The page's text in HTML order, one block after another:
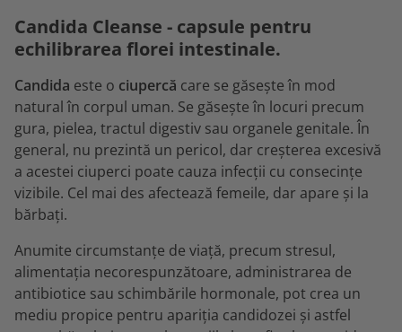
Candida Cleanse - capsule pentru
echilibrarea florei intestinale.
Candida este o ciupercă care se găsește în mod
natural în corpul uman. Se găsește în locuri precum
gura, pielea, tractul digestiv sau organele genitale. În
general, nu prezintă un pericol, dar creșterea excesivă
a acestei ciuperci poate cauza infecții cu consecințe
vizibile. Cel mai des afectează femeile, dar apare și la
bărbați.
Anumite circumstanțe de viață, precum stresul,
alimentația necorespunzătoare, administrarea de
antibiotice sau schimbările hormonale, pot crea un
mediu propice pentru apariția candidozei și astfel